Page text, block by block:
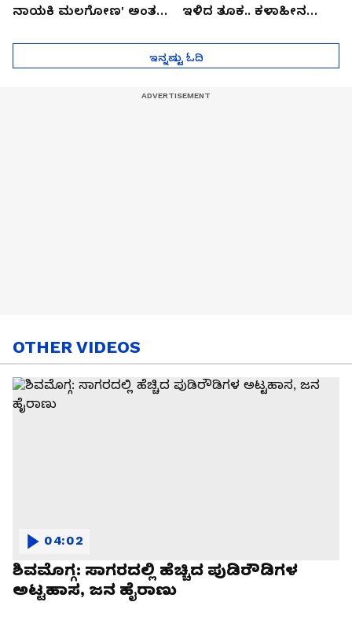
ನಾಯಕಿ ಮಲಗೋಣ' ಅಂತ
ಇಳಿದ ತೂಕ.. ಕಳಾಹೀನ
ಇನ್ನಷ್ಟು ಓದಿ
OTHER VIDEOS
ಶಿವಮೊಗ್ಗ: ಸಾಗರದಲ್ಲಿ ಹೆಚ್ಚಿದ ಪುಡಿರೌಡಿಗಳ
ಅಟ್ಟಹಾಸ, ಜನ ಹೈರಾಣು
04:02